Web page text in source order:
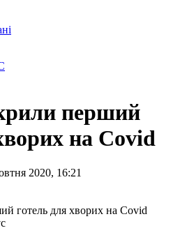
перший
на Covid
2020, 16:21